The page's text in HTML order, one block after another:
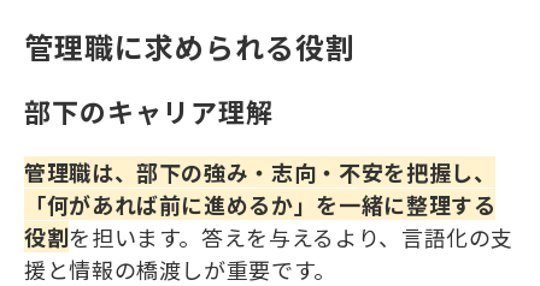
管理職に求められる役割
部下のキャリア理解
管理職は、部下の強み・志向・不安を把握し、
「何があれば前に進めるか」を一緒に整理する
役割を担います。答えを与えるより、言語化の支
援と情報の橋渡しが重要です。